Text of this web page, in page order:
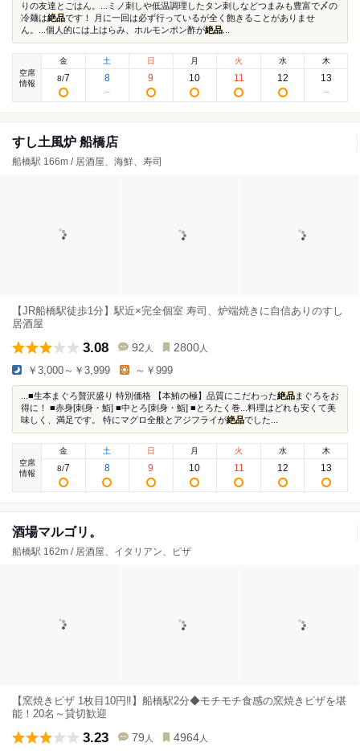
りの友達とごはん。...ミノ刺しや低温調理したタン刺しなどつまみも豊富で〆の
冷麺は絶品です！ 月に一回は必ず行っているが全く飽きることがありませ
ん。...個人的には上はらみ、ホルモンポン酢が絶品
空席
情報
金
8/7
土
8
日
9
月
10
火
11
水
12
木
13
すし土風炉 船橋店
船橋駅 166m / 居酒屋、海鮮、寿司
【JR船橋駅徒歩1分】駅近×完全個室 寿司、炉端焼きに自信ありのすし
居酒屋
3.08 92 人 2800 人
￥3,000～￥3,999 ～￥999
...■生本まぐろ贅沢盛り 特別価格 【本鮪の極】品質にこだわった絶品まぐろをお
得に！ ■赤身[刺身・鮨] ■中とろ[刺身・鮨] ■とろたく巻...料理はどれも安くて美
味しく、満足です。 特にマグロ全般とアジフライが絶品でした...
空席
情報
金
8/7
土
8
日
9
月
10
火
11
水
12
木
13
酒場マルゴリ。
船橋駅 162m / 居酒屋、イタリアン、ピザ
【窯焼きピザ 1枚目10円‼】船橋駅2分◆モチモチ食感の窯焼きピザを堪
能！20名～貸切歓迎
3.23 79 人 4964 人